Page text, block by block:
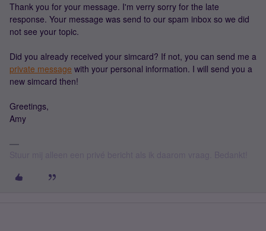
Thank you for your message. I'm verry sorry for the late
response. Your message was send to our spam inbox so we did
not see your topic.
Did you already received your simcard? If not, you can send me a
private message with your personal information. I will send you a
new simcard then!
Greetings,
Amy